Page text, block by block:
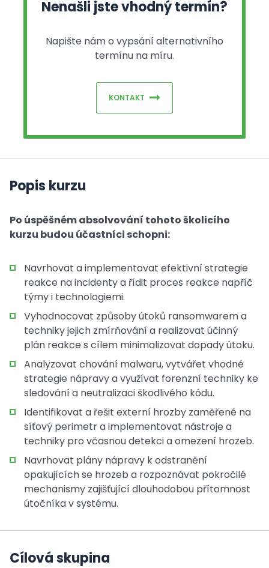
Nenašli jste vhodný termín?
Napište nám o vypsání alternativního
termínu na míru.
KONTAKT
Popis kurzu
Po úspěšném absolvování tohoto školicího
kurzu budou účastníci schopni:
Navrhovat a implementovat efektivní strategie
reakce na incidenty a řídit proces reakce napříč
týmy i technologiemi.
Vyhodnocovat způsoby útoků ransomwarem a
techniky jejich zmírňování a realizovat účinný
plán reakce s cílem minimalizovat dopady útoku.
Analyzovat chování malwaru, vytvářet vhodné
strategie nápravy a využívat forenzní techniky ke
sledování a neutralizaci škodlivého kódu.
Identifikovat a řešit externí hrozby zaměřené na
síťový perimetr a implementovat nástroje a
techniky pro včasnou detekci a omezení hrozeb.
Navrhovat plány nápravy k odstranění
opakujících se hrozeb a rozpoznávat pokročilé
mechanismy zajišťující dlouhodobou přítomnost
útočníka v systému.
Cílová skupina